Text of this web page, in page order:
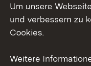
Facebook
Um unsere
und verbessern zu
Cookies.
Weitere